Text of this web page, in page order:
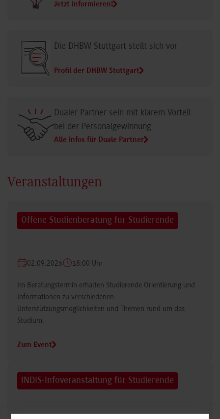
Jetzt informieren!
Die DHBW Stuttgart stellt sich vor
Profil der DHBW Stuttgart
Dualer Partner sein mit klarem Vorteil
bei der Personalgewinnung
Alle Infos für Duale Partner
Veranstaltungen
Offene Studienberatung für Studierende
02.09.2026 18:00 Uhr
Im Beratungstermin erhalten Studierende Orientierung und
Informationen zu verschiedenen
Unterstützungsmöglichkeiten und Themen rund um das
Studium.
Zum Event
INDIS-Infoveranstaltung für Studierende